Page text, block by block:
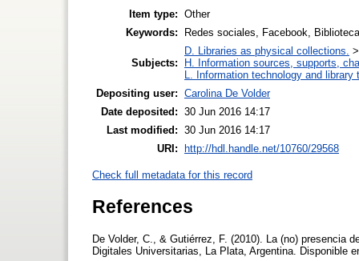
Item type: Other
Keywords:
Redes sociales, Facebook,
Subjects:
D. Libraries as physical collections.
H. Information sources, supports,
L. Information technology and library
Depositing user: Carolina De Volder
Date deposited: 30 Jun 2016 14:17
Last modified: 30 Jun 2016 14:17
URI:
http://hdl.handle.net/10760/29568
Check full metadata for this record
References
De Volder, C., & Gutiérrez, F. (2010). La (no) presencia
Digitales Universitarias, La Plata, Argentina. Disponible